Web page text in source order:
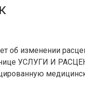
изменении
УСЛУГИ И